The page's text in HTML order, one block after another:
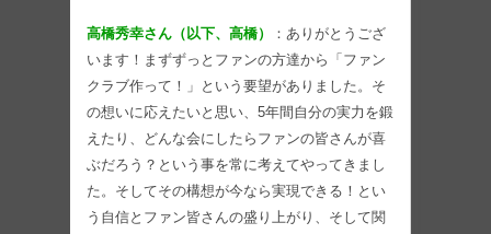
高橋秀幸さん（以下、高橋）
：ありがとうござ
います！まずずっとファンの方達から「ファン
クラブ作って！」という要望がありました。そ
の想いに応えたいと思い、5年間自分の実力を鍛
えたり、どんな会にしたらファンの皆さんが喜
ぶだろう？という事を常に考えてやってきまし
た。そしてその構想が今なら実現できる！とい
う自信とファン皆さんの盛り上がり、そして関